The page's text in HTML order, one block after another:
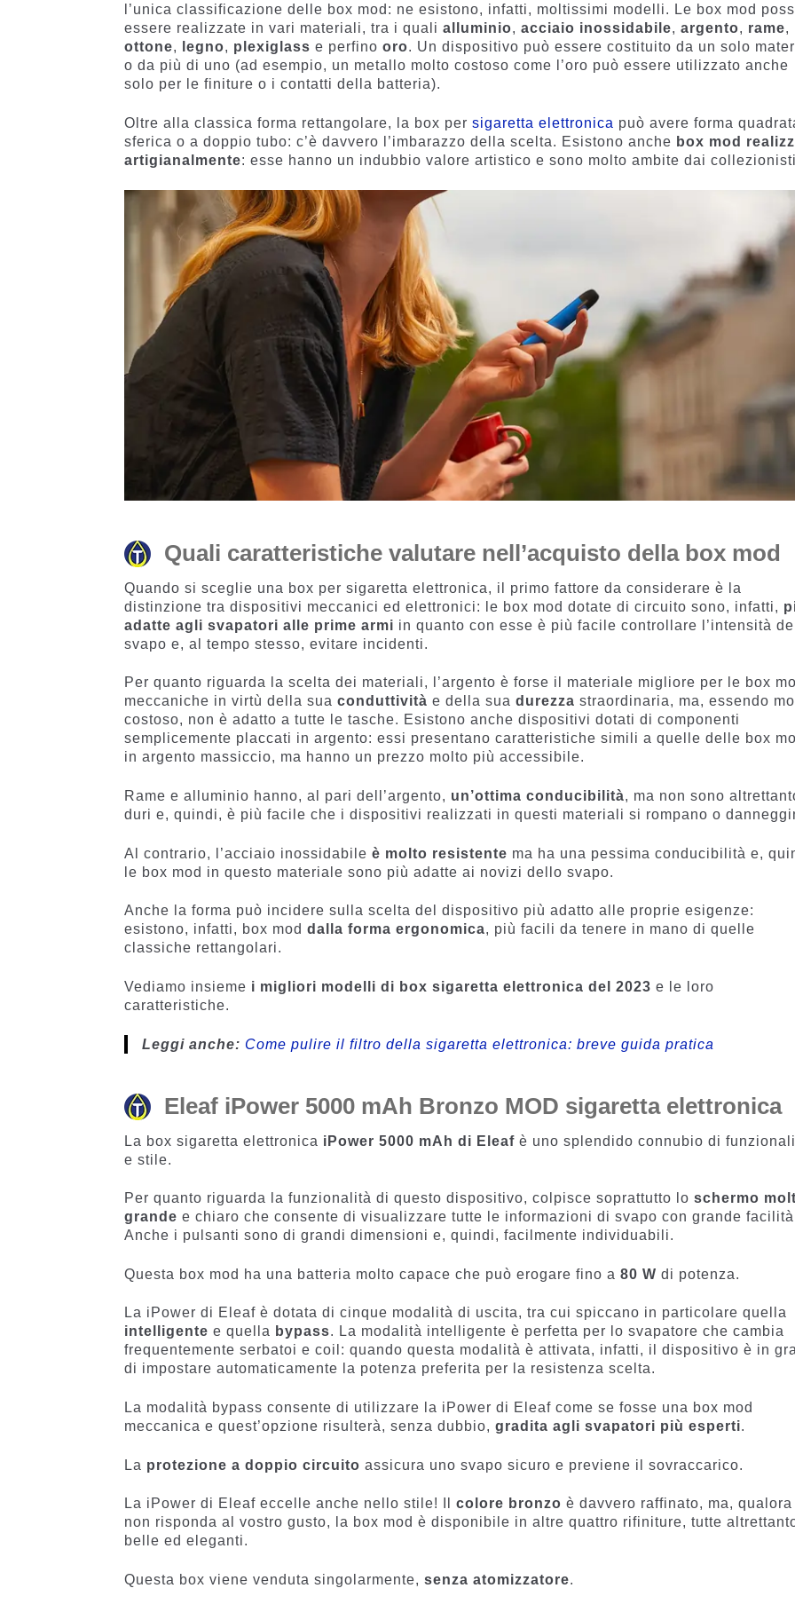
l’unica classificazione delle box mod: ne esistono, infatti, moltissimi modelli. Le box mod
essere realizzate in vari materiali, tra i qualialluminio,acciaio inossidabile,argento, rame,
ottone, legno, plexiglasse perfinooro. Un dispositivo può essere costituito da un solo
o da più di uno (ad esempio, un metallo molto costoso come l’oro può essere utilizzato anche
solo per le finiture o i contatti della batteria).
Oltre alla classica forma rettangolare, la box persigaretta elettronica può avere forma
sferica o a doppio tubo: c’è davvero l’imbarazzo della scelta. Esistono anche box mod
artigianalmente: esse hanno un indubbio valore artistico e sono molto ambite dai
Quali caratteristiche valutare nell’acquisto della box mod
Quando si sceglie una box per sigaretta elettronica, il primo fattore da considerare è la
distinzione tra dispositivi meccanici ed elettronici: le box mod dotate di circuito sono, infatti,
adatte agli svapatori alle prime armi in quanto con esse è più facile controllare l’intensità
svapo e, al tempo stesso, evitare incidenti.
Per quanto riguarda la scelta dei materiali, l’argento è forse il materiale migliore per le box
meccaniche in virtù della suaconduttivitàe della suadurezzastraordinaria, ma, essendo
costoso, non è adatto a tutte le tasche. Esistono anche dispositivi dotati di componenti
semplicemente placcati in argento: essi presentano caratteristiche simili a quelle delle box
in argento massiccio, ma hanno un prezzo molto più accessibile.
Rame e alluminio hanno, al pari dell’argento, un’ottima conducibilità, ma non sono
duri e, quindi, è più facile che i dispositivi realizzati in questi materiali si rompano o
Al contrario, l’acciaio inossidabileè molto resistente ma ha una pessima conducibilità e,
le box mod in questo materiale sono più adatte ai novizi dello svapo.
Anche la forma può incidere sulla scelta del dispositivo più adatto alle proprie esigenze:
esistono, infatti, box moddalla forma ergonomica, più facili da tenere in mano di quelle
classiche rettangolari.
Vediamo insieme i migliori modelli di box sigaretta elettronica del 2023 e le loro
caratteristiche.
Leggi anche: Come pulire il filtro della sigaretta elettronica: breve guida pratica
Eleaf iPower 5000 mAh Bronzo MOD sigaretta elettronica
La box sigaretta elettronica iPower 5000 mAh di Eleaf è uno splendido connubio di
e stile.
Per quanto riguarda la funzionalità di questo dispositivo, colpisce soprattutto loschermo
grande e chiaro che consente di visualizzare tutte le informazioni di svapo con grande
Anche i pulsanti sono di grandi dimensioni e, quindi, facilmente individuabili.
Questa box mod ha una batteria molto capace che può erogare fino a80 Wdi potenza.
La iPower di Eleaf è dotata di cinque modalità di uscita, tra cui spiccano in particolare quella
intelligentee quella bypass. La modalità intelligente è perfetta per lo svapatore che cambia
frequentemente serbatoi e coil: quando questa modalità è attivata, infatti, il dispositivo è in
di impostare automaticamente la potenza preferita per la resistenza scelta.
La modalità bypass consente di utilizzare la iPower di Eleaf come se fosse una box mod
meccanica e quest’opzione risulterà, senza dubbio,gradita agli svapatori più esperti.
La protezione a doppio circuito assicura uno svapo sicuro e previene il sovraccarico.
La iPower di Eleaf eccelle anche nello stile! Ilcolore bronzo è davvero raffinato, ma, qualora
non risponda al vostro gusto, la box mod è disponibile in altre quattro rifiniture, tutte
belle ed eleganti.
Questa box viene venduta singolarmente,senza atomizzatore.